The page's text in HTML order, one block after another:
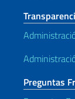
Preguntas